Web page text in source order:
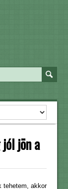
jön a
tehetem, akkor